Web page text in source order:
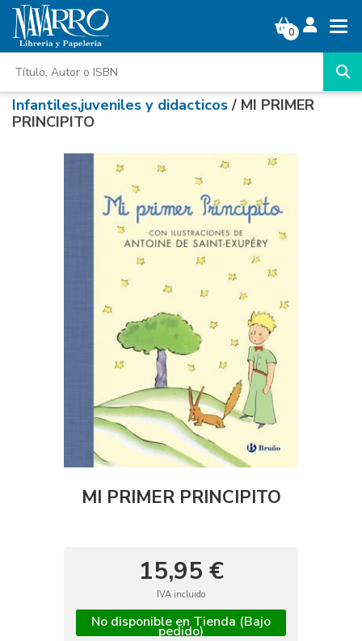
0
Infantiles,juveniles y didacticos/ MI PRIMER
PRINCIPITO
MI PRIMER PRINCIPITO
15,95 €
IVA incluido
No disponible en Tienda (Bajo
pedido)